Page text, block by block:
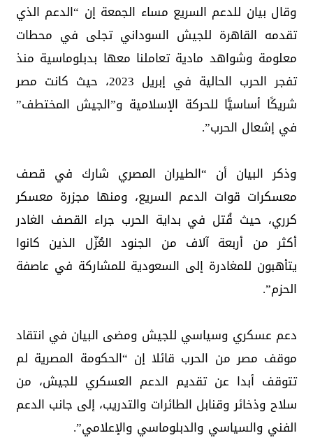
وقال بيان للدعم السريع مساء الجمعة إن “الدعم الذي
تقدمه القاهرة للجيش السوداني تجلى في محطات
معلومة وشواهد مادية تعاملنا معها بدبلوماسية منذ
تفجر الحرب الحالية في إبريل 2023، حيث كانت مصر
شريكًا أساسيًّا للحركة الإسلامية و”الجيش المختطف”
في إشعال الحرب”.
وذكر البيان أن “الطيران المصري شارك في قصف
معسكرات قوات الدعم السريع، ومنها مجزرة معسكر
كرري، حيث قُتل في بداية الحرب جراء القصف الغادر
أكثر من أربعة آلاف من الجنود العُزّل الذين كانوا
يتأهبون للمغادرة إلى السعودية للمشاركة في عاصفة
الحزم”.
دعم عسكري وسياسي للجيش ومضى البيان في انتقاد
موقف مصر من الحرب قائلا إن “الحكومة المصرية لم
تتوقف أبدا عن تقديم الدعم العسكري للجيش، من
سلاح وذخائر وقنابل الطائرات والتدريب، إلى جانب الدعم
الفني والسياسي والدبلوماسي والإعلامي”.